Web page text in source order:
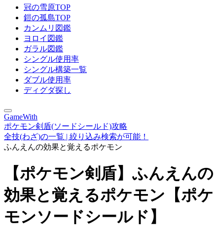
冠の雪原TOP
鎧の孤島TOP
カンムリ図鑑
ヨロイ図鑑
ガラル図鑑
シングル使用率
シングル構築一覧
ダブル使用率
ディグダ探し
GameWith
ポケモン剣盾(ソードシールド)攻略
全技(わざ)の一覧 | 絞り込み検索が可能！
ふんえんの効果と覚えるポケモン
【ポケモン剣盾】ふんえんの
効果と覚えるポケモン【ポケ
モンソードシールド】